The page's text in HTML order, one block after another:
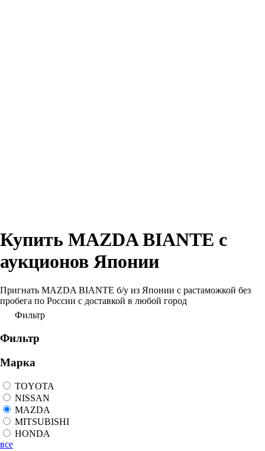
Купить MAZDA BIANTE с
аукционов Японии
Пригнать MAZDA BIANTE б/у из Японии с растаможкой без
пробега по России с доставкой в любой город
Фильтр
Фильтр
Марка
TOYOTA
NISSAN
MAZDA
MITSUBISHI
HONDA
все